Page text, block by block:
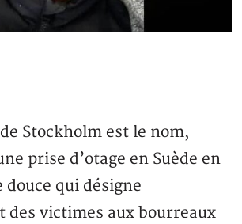
Stockholm est le nom,
prise d’otage en Suède en
douce qui désigne
des victimes aux bourreaux